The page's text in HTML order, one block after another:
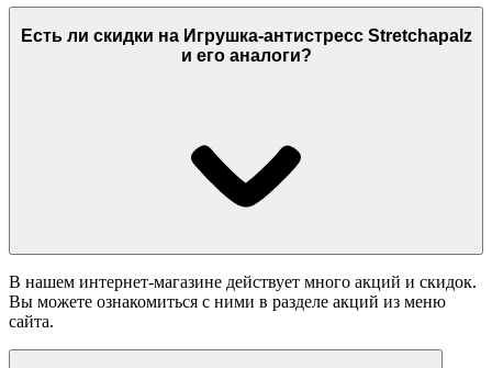
Есть ли скидки на Игрушка-антистресс Stretchapalz
и его аналоги?
В нашем интернет-магазине действует много акций и скидок.
Вы можете ознакомиться с ними в разделе акций из меню
сайта.